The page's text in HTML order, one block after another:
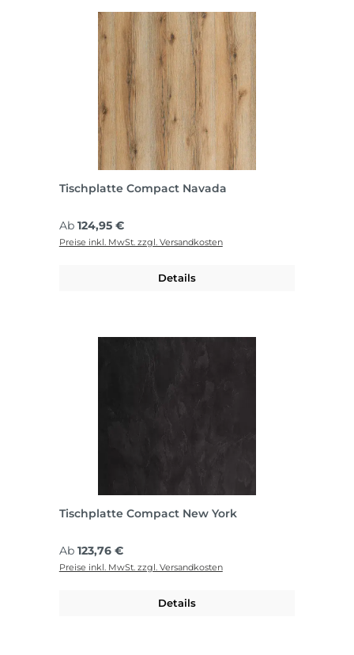
Tischplatte Compact Navada
Regulärer Preis:
Ab 124,95 €
Preise inkl. MwSt. zzgl. Versandkosten
Details
Tischplatte Compact New York
Regulärer Preis:
Ab 123,76 €
Preise inkl. MwSt. zzgl. Versandkosten
Details